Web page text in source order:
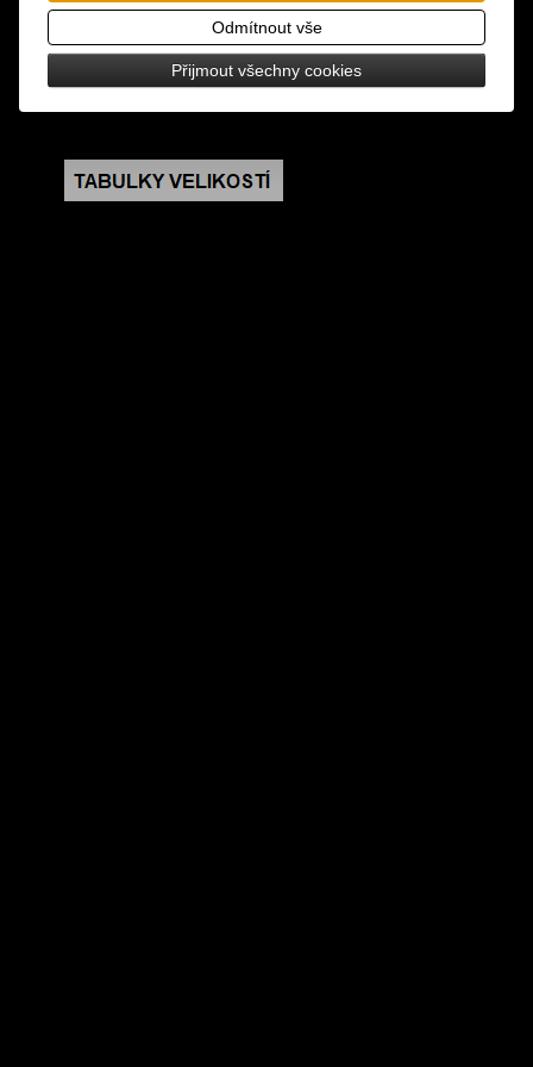
design: černá barva, teplé rukavice, rukavice jsou
ze shora zdobeny copy
velikost: universální
Odmítnout vše
Přijmout všechny cookies